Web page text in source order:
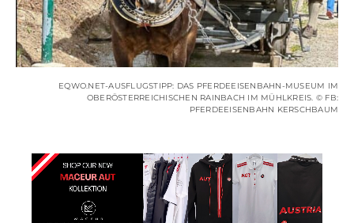
EQWO.NET-AUSFLUGSTIPP: DAS PFERDEEISENBAHN-MUSEUM IM
OBERÖSTERREICHISCHEN RAINBACH IM MÜHLKREIS. © FB:
PFERDEEISENBAHN KERSCHBAUM